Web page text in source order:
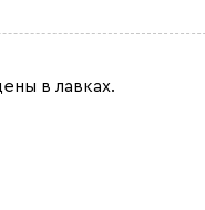
в лавках.